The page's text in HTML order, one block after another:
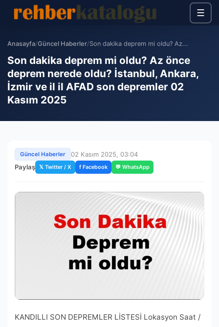
☰
Anasayfa/Güncel Haberler/Son dakika deprem mi oldu? Az...
Son dakika deprem mi oldu? Az önce
deprem nerede oldu? İstanbul, Ankara,
İzmir ve il il AFAD son depremler 02
Kasım 2025
Güncel Haberler
02 Kasım 2025, 03:04
Paylaş 𝕏 Twitter / X f Facebook 💬 WhatsApp
KANDILLI SON DEPREMLER LİSTESİ Lokasyon Saat / Tarih Enlem Boylam Derinlik Büyüklük Kulu (Konya) 02:02:35 02-11-2025 38,95472 32,95111 7 2,2 CANKARA-GOLBASI (ADIYAMAN) 02:00:21 02-11-2025 37,892 37,8047 6,5 1,2 Sındırgı (Balıkesir) 01:50:19 02-11-2025 39,21917 28,17028 7 1,5 YAYLACIK-SINDIRGI (BALIKESIR) 01:50:18 02-11-2025 39,2078 28,1493 9,9 1,8 Sındırgı (Balıkesir) 01:44:15 02-11-2025 39,15694 28,17639 7 1 Pütürge (Malatya) 01:41:43 02-11-2025 38,25806 38,62639 6,89 0,7 Sındırgı (Balıkesir) 01:30:14 02-11-2025 39,24333 28,16528 7 1,1 Sındırgı (Balıkesir) 01:29:01 02-11-2025 39,25333 28,18917 7 1 DOGU AKDENIZ 01:27:24 02-11-2025 33,9435 36,5627 3,2 3,9 Duma, Rif Şam (Suriye) 01:27:18 02-11-2025 33,63472 36,83806 5,57 3,9 Sındırgı (Balıkesir) 01:17:58 02-11-2025 39,23667 28,17194 7 1,7 MANDIRA-SINDIRGI (BALIKESIR) 01:17:57 02-11-2025 39,2235 28,155 7,4 2 SAGRAKCI-AKHISAR (MANISA) 01:10:06 02-11-2025 39,1087 28,0938 13,6 1,4 Sındırgı (Balıkesir) 01:07:34 02-11-2025 39,19306 28,25111 7 1,1 ISIKLAR-SINDIRGI (BALIKESIR) 01:07:34 02-11-2025 39,1763 28,261 11,9 1,4 Sındırgı (Balıkesir) 01:05:05 02-11-2025 39,16722 28,24056 7 0,9 BAYRAKLI-SINDIRGI (BALIKESIR) 01:05:05 02-11-2025 39,1538 28,25 13,1 1,2 Sındırgı (Balıkesir) 00:57:01 02-11-2025 39,19806 28,24361 7 1,4 AKTAS-SINDIRGI (BALIKESIR) 00:57:01 02-11-2025 39,1632 28,2107 10,9 1,7 KINIK-SINDIRGI (BALIKESIR) 00:55:49 02-11-2025 39,1195 28,2097 16,1 1,2 CALIS-ELBISTAN (KAHRAMANMARAS) 00:47:42 02-11-2025 38,1198 37,0178 13,8 1,3 Sındırgı (Balıkesir) 00:45:50 02-11-2025 39,21056 28,295 7 2,6 ISIKLAR-SINDIRGI (BALIKESIR) 00:45:50 02-11-2025 39,1922 28,2843 10,9 3 Sındırgı (Balıkesir) 00:28:48 02-11-2025 39,21972 28,01222 7 1,7 CALTICAK-KIRKAGAC (MANISA) 00:28:48 02-11-2025 39,187 27,9242 14,8 1,7 Sındırgı (Balıkesir) 00:21:25 02-11-2025 39,15889 28,29333 7 1,4 YUREGIL-SINDIRGI (BALIKESIR) 00:21:25 02-11-2025 39,143 28,2783 12,1 1,7 Sındırgı (Balıkesir) 00:01:41 02-11-2025 39,18333 28,24278 7,14 2,8 BAYRAKLI-SINDIRGI (BALIKESIR) 00:01:41 02-11-2025 39,144 28,2317 21,9 2,8 Sındırgı (Balıkesir) 00:01:23 02-11-2025 39,16694 28,11028 6,99 2,6 Sındırgı (Balıkesir) 00:00:14 02-11-2025 39,23306 28,15194 7 1,4 Sındırgı (Balıkesir) 23:59:29 01-11-2025 39,18806 28,16167 4,99 1,7 Sındırgı (Balıkesir) 23:54:56 01-11-2025 39,21972 28,27833 7 1,4 BAYRAKLI-SINDIRGI (BALIKESIR) 23:46:39 01-11-2025 39,1383 28,23 12,3 1,8 Sındırgı (Balıkesir) 23:46:38 01-11-2025 39,18444 28,24111 11,4 1,8 Sındırgı (Balıkesir) 23:46:06 01-11-2025 39,155 28,15806 7 1,6 AKTAS-SINDIRGI (BALIKESIR) 23:44:58 01-11-2025 39,181 28,2065 13,6 1,9 Sındırgı (Balıkesir) 23:44:57 01-11-2025 39,17944 28,23667 14,45 2 Sındırgı (Balıkesir) 23:41:51 01-11-2025 39,1975 28,2575 8,29 1,6 BAYRAKLI-SINDIRGI (BALIKESIR) 23:41:51 01-11-2025 39,1507 28,2477 9,6 1,8 SINANDEDE-SINDIRGI (BALIKESIR) 23:40:07 01-11-2025 39,1623 28,153 17 1,6 Sındırgı (Balıkesir) 23:40:06 01-11-2025 39,18389 28,18 6,97 1,6 Sındırgı (Balıkesir) 23:33:04 01-11-2025 39,20111 28,28889 7 1,1 Sındırgı (Balıkesir) 23:31:21 01-11-2025 39,27472 28,18583 7 1,1 Sındırgı (Balıkesir) 23:11:02 01-11-2025 39,16944 28,24139 10,94 2,4 AKTAS-SINDIRGI (BALIKESIR) 23:11:02 01-11-2025 39,1842 28,2058 10,8 2,8 Sındırgı (Balıkesir) 23:09:45 01-11-2025 39,15694 28,28278 6,18 2,5 ISIKLAR-SINDIRGI (BALIKESIR) 23:09:45 01-11-2025 39,1703 28,2832 13,2 2,9 Simav (Kütahya) 23:05:24 01-11-2025 39,23583 29,00806 7 1,1 Sındırgı (Balıkesir) 23:01:27 01-11-2025 39,16667 28,18639 8,52 2,1 ORMANICI-SINDIRGI (BALIKESIR) 23:01:27 01-11-2025 39,1875 28,119 9,6 2,3 KINIK-SINDIRGI (BALIKESIR) 22:59:38 01-11-2025 39,1267 28,1927 10 1,5 Sındırgı (Balıkesir) 22:59:37 01-11-2025 39,16056 28,21639 5,26 1,4 BAYIRLI-SINDIRGI (BALIKESIR) 22:42:56 01-11-2025 39,2162 28,1277 13,3 2,3 Sındırgı (Balıkesir) 22:42:55 01-11-2025 39,23444 28,13389 10,6 2,2 AKTAS-SINDIRGI (BALIKESIR) 22:24:23 01-11-2025 39,1582 28,1927 14,1 1,6 Sındırgı (Balıkesir) 22:24:22 01-11-2025 39,15778 28,23694 7,18 1,6 ISIKLAR-SINDIRGI (BALIKESIR) 22:12:59 01-11-2025 39,176 28,256 9 1,4 Sındırgı (Balıkesir) 22:12:58 01-11-2025 39,17667 28,28083 7,02 1,3 Elbistan (Kahramanmaraş) 21:59:41 01-11-2025 38,20556 37,71306 7 1,6 YUREGIL-SINDIRGI (BALIKESIR) 21:58:51 01-11-2025 39,1283 28,258 11,4 1,3 Sındırgı (Balıkesir) 21:58:49 01-11-2025 39,18833 28,25778 5,7 1,6 Beypazarı (Ankara) 21:56:37 01-11-2025 40,17361 31,79083 7,02 2,5 HIRKATEPE-BEYPAZARI (ANKARA) 21:56:37 01-11-2025 40,1933 31,7748 5 2,7 Sındırgı (Balıkesir) 21:56:01 01-11-2025 39,18361 28,16778 5,17 1,5 Sındırgı (Balıkesir) 21:51:36 01-11-2025 39,19333 28,24 4,84 1,3 ORMANICI-SINDIRGI (BALIKESIR) 21:47:25 01-11-2025 39,1728 28,1172 8,5 1,6 Sındırgı (Balıkesir) 21:47:24 01-11-2025 39,17889 28,10472 6,91 1,4 BAYRAKLI-SINDIRGI (BALIKESIR) 21:40:45 01-11-2025 39,1383 28,2295 9,7 1,9 Sındırgı (Balıkesir) 21:40:44 01-11-2025 39,16861 28,25944 10,38 1,6 YUREGIL-SINDIRGI (BALIKESIR) 21:27:26 01-11-2025 39,1495 28,296 9 2,1 Sındırgı (Balıkesir) 21:27:25 01-11-2025 39,15667 28,27778 7,39 1,8 BAYRAKLI-SINDIRGI (BALIKESIR) 21:26:52 01-11-2025 39,179 28,2343 9,2 1,7 Sındırgı (Balıkesir) 21:26:51 01-11-2025 39,17278 28,23389 7,03 1,6 DUALAR-KIRKAGAC (MANISA) 21:24:37 01-11-2025 39,1932 27,9415 8,6 2 Akhisar (Manisa) 21:24:36 01-11-2025 39,20917 27,98917 7,32 1,9 Sındırgı (Balıkesir) 21:23:37 01-11-2025 39,2025 28,135 7 1 BAYRAKLI-SINDIRGI (BALIKESIR) 21:20:25 01-11-2025 39,1635 28,2603 8,1 1,5 Sındırgı (Balıkesir) 21:20:24 01-11-2025 39,17333 28,26806 7,04 1,5 SINANDEDE-SINDIRGI (BALIKESIR) 21:15:35 01-11-2025 39,1318 28,1082 21,9 1,6 Sındırgı (Balıkesir) 21:15:29 01-11-2025 39,18944 28,24944 6,98 1,5 YAYLACIK-SINDIRGI (BALIKESIR) 21:06:31 01-11-2025 39,1862 28,1877 14,4 1,7 Sındırgı (Balıkesir) 21:06:30 01-11-2025 39,20139 28,19139 7,46 1,6 Sındırgı (Balıkesir) 21:01:21 01-11-2025 39,15861 28,25028 10,28 2,7 BAYRAKLI-SINDIRGI (BALIKESIR) 21:01:21 01-11-2025 39,175 28,2433 12,9 3 AKTAS-SINDIRGI (BALIKESIR) 21:00:16 01-11-2025 39,1388 28,212 12,4 1,9 Sındırgı (Balıkesir) 21:00:15 01-11-2025 39,13806 28,22944 7,01 1,7 Sındırgı (Balıkesir) 20:54:10 01-11-2025 39,19028 28,16667 7,14 1,1 Sındırgı (Balıkesir) 20:33:39 01-11-2025 39,21 28,18722 7 1,5 Sındırgı (Balıkesir) 20:32:14 01-11-2025 39,19333 28,18667 7 1,2 Sındırgı (Balıkesir) 20:25:16 01-11-2025 39,19722 28,14194 7 1,6 ORMANICI-SINDIRGI (BALIKESIR) 20:25:16 01-11-2025 39,1793 28,1373 8,8 1,7 Sındırgı (Balıkesir) 20:22:13 01-11-2025 39,1925 28,12389 7 2,2 ORMANICI-SINDIRGI (BALIKESIR) 20:22:12 01-11-2025 39,1683 28,0922 11,7 2,5 Pütürge (Malatya) 20:16:46 01-11-2025 38,28472 38,78444 6,91 1 Sındırgı (Balıkesir) 20:10:23 01-11-2025 39,21889 28,15889 7 1,4 Sındırgı (Balıkesir) 20:00:58 01-11-2025 39,18361 28,2 7 1,6 Battalgazi (Malatya) 19:58:03 01-11-2025 38,13389 38,575 9,01 3 Sındırgı (Balıkesir) 19:58:02 01-11-2025 39,18333 28,14139 7 1,9 ULUKOY-(MALATYA) 19:58:02 01-11-2025 38,1547 38,565 1,7 2,9 ORMANICI-SINDIRGI (BALIKESIR) 19:58:02 01-11-2025 39,175 28,134 14,2 2,2 Sındırgı (Balıkesir) 19:53:40 01-11-2025 39,22028 28,19028 7 1,5 YAYLACIK-SINDIRGI (BALIKESIR) 19:53:40 01-11-2025 39,1995 28,194 9,9 1,6 BUYUKDAGDERE-SINDIRGI (BALIKESIR) 19:51:19 01-11-2025 39,1892 28,3287 17,5 1,6 Sındırgı (Balıkesir) 19:47:46 01-11-2025 39,16778 28,19056 7 2,1 SINANDEDE-SINDIRGI (BALIKESIR) 19:47:45 01-11-2025 39,1687 28,1708 14,3 2,5 Sındırgı (Balıkesir) 19:42:41 01-11-2025 39,20361 28,19472 7 1,4 Milas (Muğla) 19:42:02 01-11-2025 37,45417 27,48389 6,86 1,4 ORMANICI-SINDIRGI (BALIKESIR) 19:40:58 01-11-2025 39,2023 28,1403 11,8 1,7 Sındırgı (Balıkesir) 19:40:57 01-11-2025 39,22306 28,17278 5,55 1,8 Sındırgı (Balıkesir) 19:36:23 01-11-2025 39,21806 28,17861 7 1,4 Sındırgı (Balıkesir) 19:31:49 01-11-2025 39,15806 28,20028 7 2 AKTAS-SINDIRGI (BALIKESIR) 19:31:49 01-11-2025 39,143 28,1838 12,4 2,3 Sındırgı (Balıkesir) 19:30:57 01-11-2025 39,21861 28,14528 7 1,7 Sındırgı (Balıkesir) 19:25:48 01-11-2025 39,20222 28,255 7 1,8 ILICA-SINDIRGI (BALIKESIR) 19:25:48 01-11-2025 39,1927 28,2328 10,8 2 Sındırgı (Balıkesir) 19:25:08 01-11-2025 39,2625 28,13917 7 1,6 YUREGIL-SINDIRGI (BALIKESIR) 19:24:15 01-11-2025 39,117 28,3147 12,3 1,5 TAVSANCALI-KULU (KONYA) 19:18:24 01-11-2025 38,9508 32,9863 5,5 2,2 Sındırgı (Balıkesir) 19:18:12 01-11-2025 39,17694 28,17667 7 1,9 ORMANICI-SINDIRGI (BALIKESIR) 19:18:12 01-11-2025 39,1678 28,106 12,5 2,1 Sumbas (Osmaniye) 19:15:22 01-11-2025 37,72083 36,09917 7 1,2 Sındırgı (Balıkesir) 19:14:53 01-11-2025 39,20472 28,21972 7 1,9 ILICA-SINDIRGI (BALIKESIR) 19:14:52 01-11-2025 39,201 28,229 16,6 2,1 Sındırgı (Balıkesir) 19:08:18 01-11-2025 39,18472 28,28861 7 2 ISIKLAR-SINDIRGI (BALIKESIR) 19:08:18 01-11-2025 39,1915 28,2702 11,3 2,3 Sındırgı (Balıkesir) 18:54:36 01-11-2025 39,19111 28,24278 7 0,9 Sumbas (Osmaniye) 18:51:09 01-11-2025 37,74167 36,09833 7,01 3,2 AKOLUK-FEKE (ADANA) 18:51:08 01-11-2025 37,73 36,0802 5 3,2 Sındırgı (Balıkesir) 18:49:17 01-11-2025 39,20806 28,20167 7 1,8 SINANDEDE-SINDIRGI (BALIKESIR) 18:49:17 01-11-2025 39,1797 28,1717 4,8 1,8 Sındırgı (Balıkesir) 18:44:33 01-11-2025 39,20417 28,25306 7 1,7 ILICA-SINDIRGI (BALIKESIR) 18:44:32 01-11-2025 39,186 28,236 15,2 2,1 Sındırgı (Balıkesir) 18:39:34 01-11-2025 39,19389 28,23528 7 1,4 KINIK-SINDIRGI (BALIKESIR) 18:39:34 01-11-2025 39,1125 28,2262 23,9 1,6 Sındırgı (Balıkesir) 18:36:59 01-11-2025 39,19167 28,23611 7 1,9 AKTAS-SINDIRGI (BALIKESIR) 18:36:59 01-11-2025 39,168 28,2025 9,2 2,1 ORMANICI-SINDIRGI (BALIKESIR) 18:32:28 01-11-2025 39,1803 28,1363 10,9 1,6 Sındırgı (Balıkesir) 18:32:27 01-11-2025 39,19778 28,165 7,04 1,4 Akdeniz – [102.19 km] Kaş (Antalya) 18:28:20 01-11-2025 35,57333 28,58722 6,72 2,1 Elbistan (Kahramanmaraş) 18:25:15 01-11-2025 38,07889 37,57528 7 1,6 Sınd